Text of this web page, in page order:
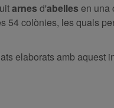
arnesd'abellesen una
54 colònies, les quals
elaborats amb aquest